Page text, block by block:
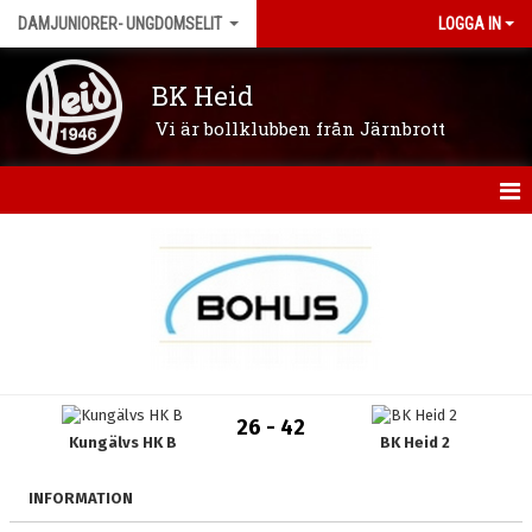
DAMJUNIORER- UNGDOMSELIT LOGGA IN
BK Heid
Vi är bollklubben från Järnbrott
TRUPPEN
BILDGALLERI
Kungälvs HK B
26 - 42
BK Heid 2
INFORMATION